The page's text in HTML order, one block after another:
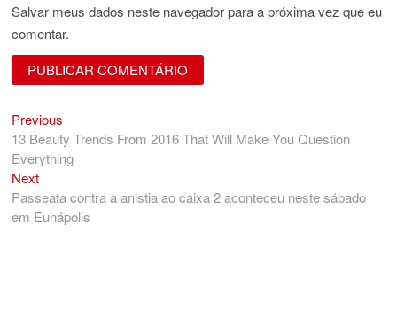
Salvar meus dados neste navegador para a próxima vez que eu
comentar.
Navegação
de
Post
Previous
post:
13 Beauty Trends From 2016 That Will Make You Question
Everything
NextNext
post:
Passeata contra a anistia ao caixa 2 aconteceu neste sábado
em Eunápolis